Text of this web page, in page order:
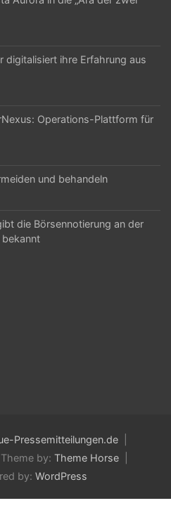
digitalisiert ihre Erfahrung aus
Operations-Plattform für
und behandeln
die Börsennotierung an der
Pressemitteilungen.de
Theme by: Theme Horse
by: WordPress